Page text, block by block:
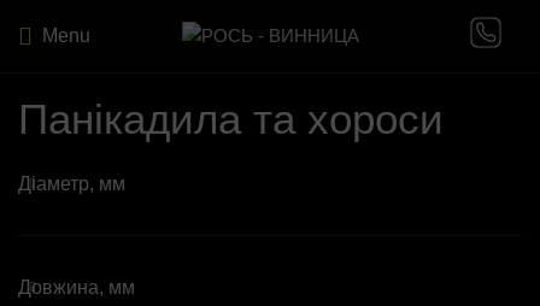
Menu
Панікадила та хороси
Діаметр, мм
Довжина, мм